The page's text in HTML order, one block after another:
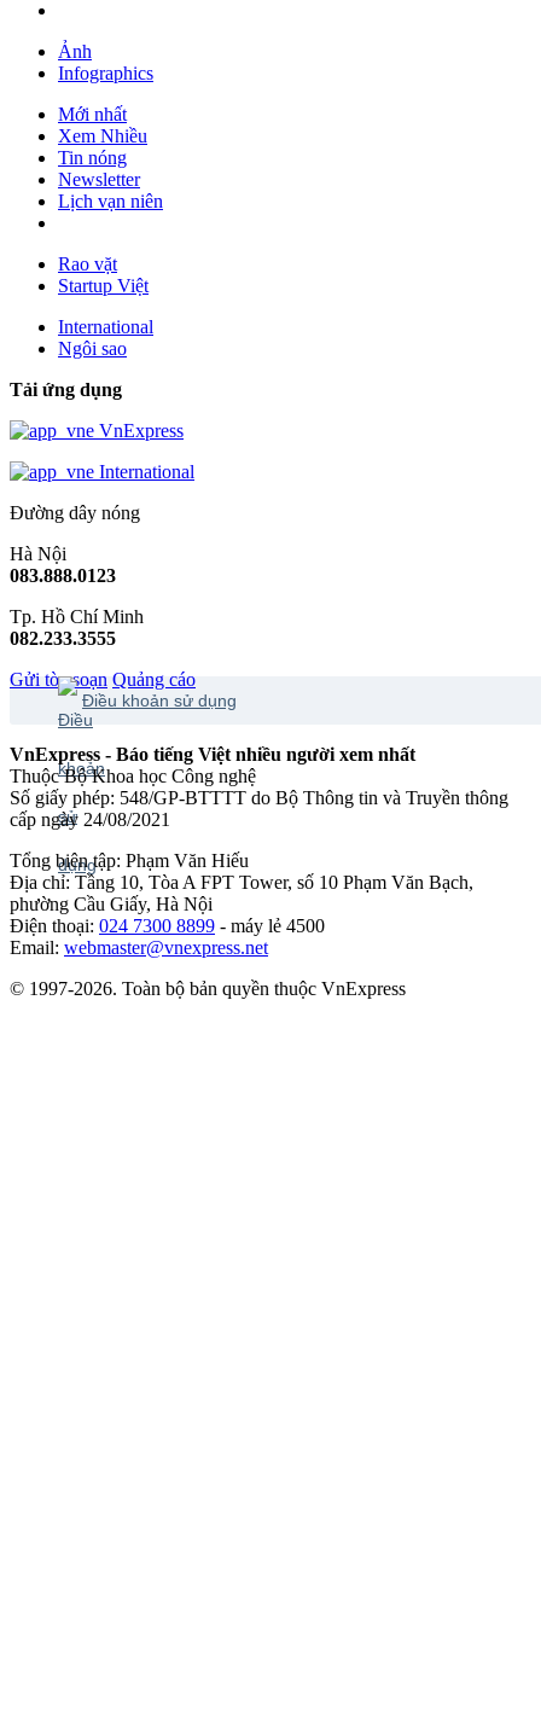
Ảnh
Infographics
Mới nhất
Xem Nhiều
Tin nóng
Newsletter
Lịch vạn niên
Rao vặt
Startup Việt
International
Ngôi sao
Tải ứng dụng
VnExpress
International
Đường dây nóng
Hà Nội
083.888.0123
Tp. Hồ Chí Minh
082.233.3555
Gửi tòa soạn Quảng cáo
Điều khoản sử dụng
VnExpress - Báo tiếng Việt nhiều người xem nhất
Thuộc Bộ Khoa học Công nghệ
Số giấy phép: 548/GP-BTTTT do Bộ Thông tin và Truyền thông
cấp ngày 24/08/2021
Tổng biên tập: Phạm Văn Hiếu
Địa chỉ: Tầng 10, Tòa A FPT Tower, số 10 Phạm Văn Bạch,
phường Cầu Giấy, Hà Nội
Điện thoại: 024 7300 8899 - máy lẻ 4500
Email: webmaster@vnexpress.net
© 1997-2026. Toàn bộ bản quyền thuộc VnExpress